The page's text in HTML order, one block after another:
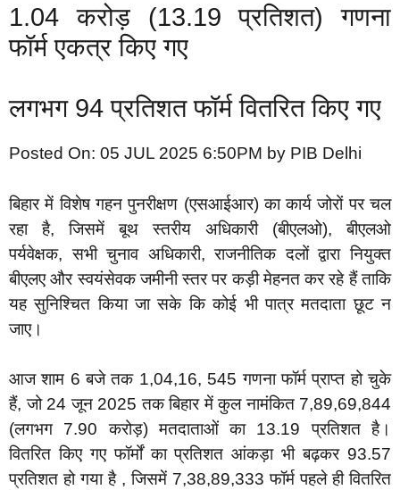
1.04 करोड़ (13.19 प्रतिशत) गणना
फॉर्म एकत्र किए गए
लगभग 94 प्रतिशत फॉर्म वितरित किए गए
Posted On: 05 JUL 2025 6:50PM by PIB Delhi
बिहार में विशेष गहन पुनरीक्षण (एसआईआर) का कार्य जोरों पर चल
रहा है, जिसमें बूथ स्तरीय अधिकारी (बीएलओ), बीएलओ
पर्यवेक्षक, सभी चुनाव अधिकारी, राजनीतिक दलों द्वारा नियुक्त
बीएलए और स्वयंसेवक जमीनी स्तर पर कड़ी मेहनत कर रहे हैं ताकि
यह सुनिश्चित किया जा सके कि कोई भी पात्र मतदाता छूट न
जाए।
आज शाम 6 बजे तक 1,04,16, 545 गणना फॉर्म प्राप्त हो चुके
हैं, जो 24 जून 2025 तक बिहार में कुल नामंकित 7,89,69,844
(लगभग 7.90 करोड़) मतदाताओं का 13.19 प्रतिशत है।
वितरित किए गए फॉर्मों का प्रतिशत आंकड़ा भी बढ़कर 93.57
प्रतिशत हो गया है , जिसमें 7,38,89,333 फॉर्म पहले ही वितरित